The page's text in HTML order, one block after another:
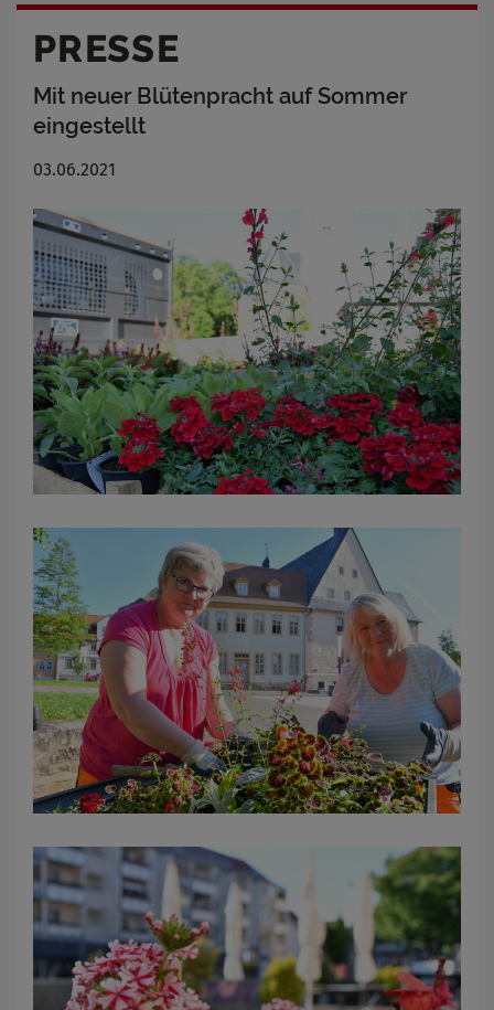
PRESSE
Mit neuer Blütenpracht auf Sommer
eingestellt
03.06.2021